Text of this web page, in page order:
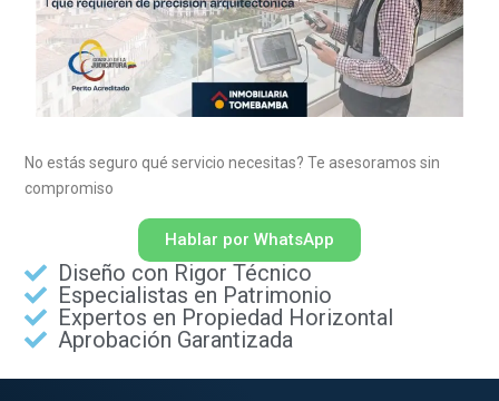
No estás seguro qué servicio necesitas? Te asesoramos sin
compromiso
Hablar por WhatsApp
Diseño con Rigor Técnico
Especialistas en Patrimonio
Expertos en Propiedad Horizontal
Aprobación Garantizada